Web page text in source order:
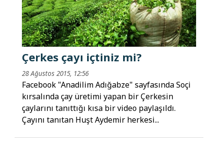
Çerkes çayı içtiniz mi?
28 Ağustos 2015, 12:56
Facebook "Anadilim Adığabze" sayfasında Soçi
kırsalında çay üretimi yapan bir Çerkesin
çaylarını tanıttığı kısa bir video paylaşıldı.
Çayını tanıtan Huşt Aydemir herkesi...